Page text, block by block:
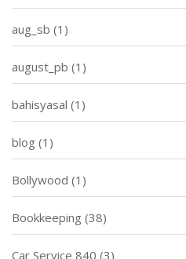
aug_sb (1)
august_pb (1)
bahisyasal (1)
blog (1)
Bollywood (1)
Bookkeeping (38)
Car Service 840 (3)